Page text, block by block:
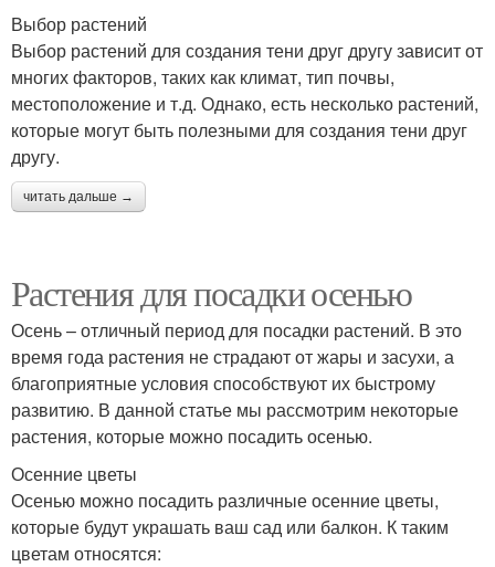
Выбор растений
Выбор растений для создания тени друг другу зависит от
многих факторов, таких как климат, тип почвы,
местоположение и т.д. Однако, есть несколько растений,
которые могут быть полезными для создания тени друг
другу.
читать дальше →
Растения для посадки осенью
Осень – отличный период для посадки растений. В это
время года растения не страдают от жары и засухи, а
благоприятные условия способствуют их быстрому
развитию. В данной статье мы рассмотрим некоторые
растения, которые можно посадить осенью.
Осенние цветы
Осенью можно посадить различные осенние цветы,
которые будут украшать ваш сад или балкон. К таким
цветам относятся: